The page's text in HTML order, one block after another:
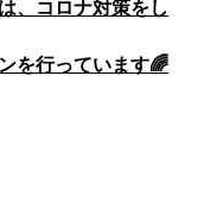
、コロナ対策をし
を行っています🌈